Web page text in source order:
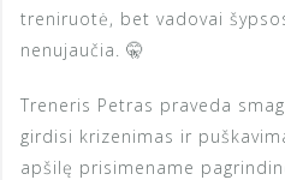
treniruotė, bet vadovai
nenujaučia. 🤫
Treneris Petras praveda
girdisi krizenimas ir
apšilę prisimename